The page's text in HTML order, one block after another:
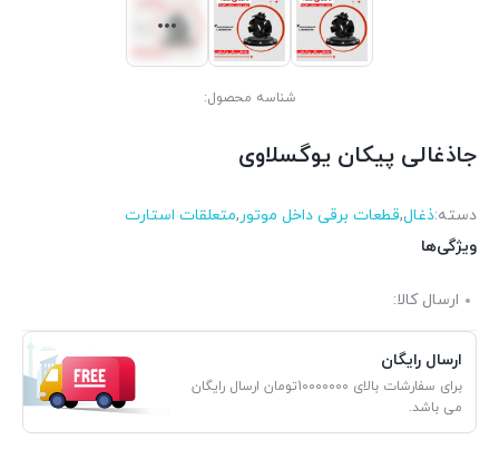
شناسه محصول:
جاذغالی پیکان یوگسلاوی
دسته:ذغال,قطعات برقی داخل موتور,متعلقات استارت
ویژگی‌ها
ارسال کالا:
ارسال رایگان
برای سفارشات بالای 10000000تومان ارسال رایگان
می باشد.